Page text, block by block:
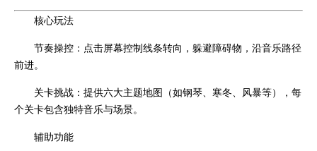
核心玩法
节奏操控：点击屏幕控制线条转向，躲避障碍物，沿音乐路径
前进。
关卡挑战：提供六大主题地图（如钢琴、寒冬、风暴等），每
个关卡包含独特音乐与场景。
辅助功能